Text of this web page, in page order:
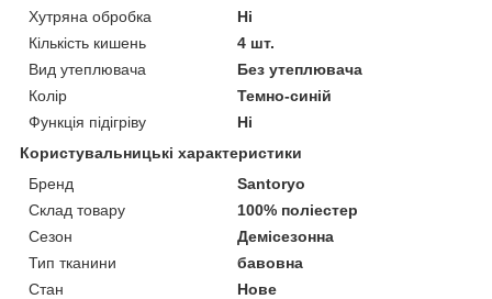
Хутряна обробка
Ні
Кількість кишень
4 шт.
Вид утеплювача
Без утеплювача
Колір
Темно-синій
Функція підігріву
Ні
Користувальницькі характеристики
Бренд
Santoryo
Склад товару
100% поліестер
Сезон
Демісезонна
Тип тканини
бавовна
Стан
Нове